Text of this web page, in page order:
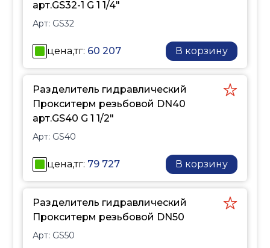
Дополнительно
гидрострелка удаляет
воздух и шлам из
теплоносителя.
Гидравлический
закрытого типа (без
открытого доступа
атмосферного воздуха к
теплоносителю).
Внимание! В комплект
арт.GS32-1 G 1 1/4"
Арт: GS32
цена,тг: 60 207 В корзину
Разделитель гидравлический
Прокситерм резьбовой DN40
арт.GS40 G 1 1/2"
Арт: GS40
цена,тг: 79 727 В корзину
Разделитель гидравлический
Прокситерм резьбовой DN50
Арт: GS50